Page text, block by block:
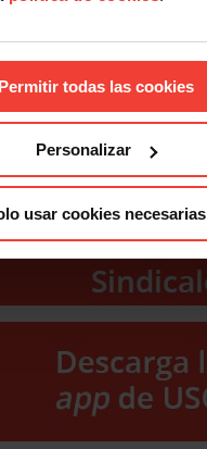
Permitir todas las cookies
Personalizar
usar cookies necesarias